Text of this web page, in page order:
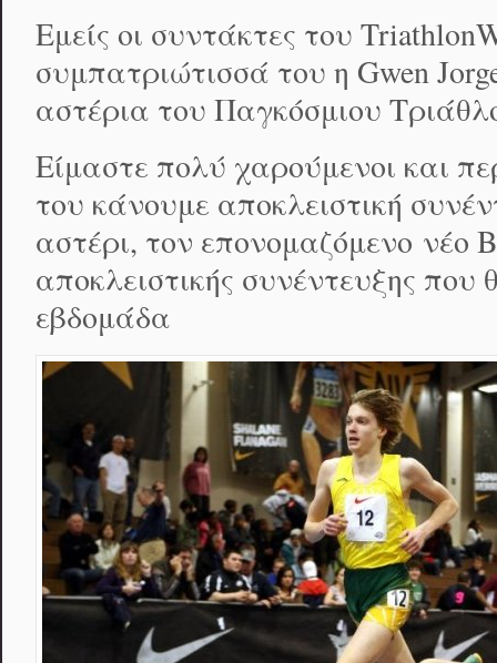
Εμείς οι συντάκτες του
συμπατριώτισσά του η Gwen
αστέρια του Παγκόσμιου
Είμαστε πολύ χαρούμενοι και
του κάνουμε αποκλειστική
αστέρι, τον επονομαζόμενο νέο
αποκλειστικής συνέντευξης
εβδομάδα